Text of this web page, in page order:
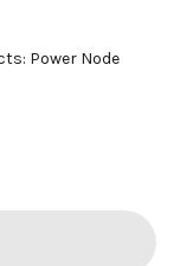
Power Node